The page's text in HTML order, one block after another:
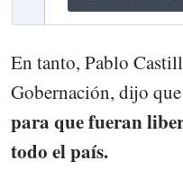
En tanto, Pablo
Gobernación, dijo que
para que fueran
todo el país.